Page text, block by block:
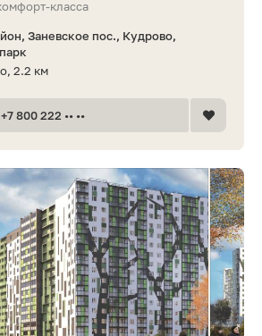
класса
Заневское пос., Кудрово,
2.2 км
+7 800 222 •• ••